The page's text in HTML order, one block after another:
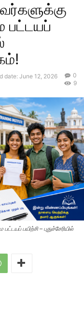
பட்டயப்
date: June 12, 2026
0
9
பயிற்சி – புதுச்சேரியில்